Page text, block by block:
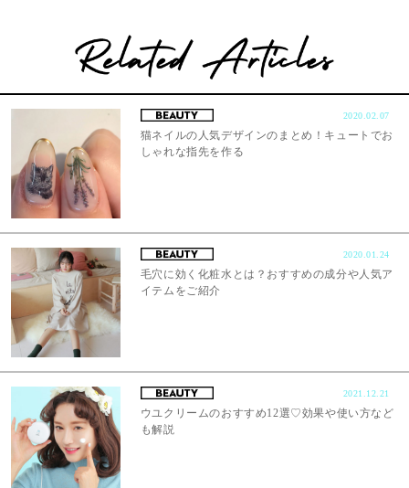
2020.02.07
猫ネイルの人気デザインのまとめ！キュートでお
しゃれな指先を作る
2020.01.24
毛穴に効く化粧水とは？おすすめの成分や人気ア
イテムをご紹介
2021.12.21
ウユクリームのおすすめ12選♡効果や使い方など
も解説